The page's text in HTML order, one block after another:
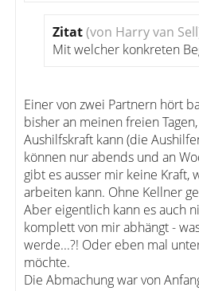
Zitat(von Harry van
Mit welcher konkreten
Einer von zwei Partnern hört
bisher an meinen freien
Aushilfskraft kann (die
können nur abends und an
gibt es ausser mir keine Kraft,
arbeiten kann. Ohne Kellner
Aber eigentlich kann es auch
komplett von mir abhängt -
werde...?! Oder eben mal
möchte.
Die Abmachung war von